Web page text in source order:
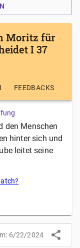
Moritz für
I 37
FEEDBACKS
den Menschen
hinter sich und
leitet seine
6/22/2024